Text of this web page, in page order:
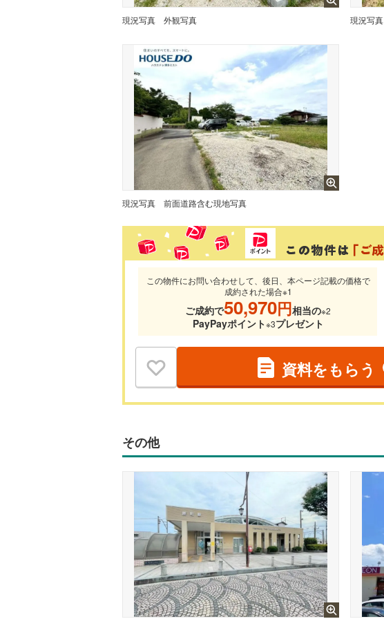
現況写真 外観写真 現況写真
現況写真 前面道路含む現地写真
この物件にお問い合わせして、後日、本ページ記載の価格で
成約された場合※1
ご成約で50,970円相当の※2
PayPayポイント※3プレゼント
資料をもらう
その他